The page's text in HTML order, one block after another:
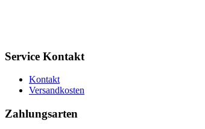
Service Kontakt
Kontakt
Versandkosten
Zahlungsarten